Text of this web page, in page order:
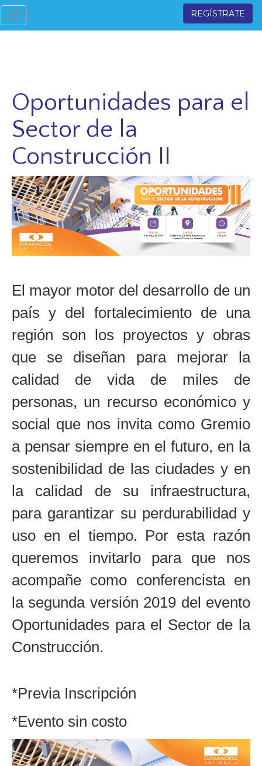
Toggle
navigation
REGÍSTRATE
Oportunidades para el
Sector de la
Construcción II
El mayor motor del desarrollo de un
país y del fortalecimiento de una
región son los proyectos y obras
que se diseñan para mejorar la
calidad de vida de miles de
personas, un recurso económico y
social que nos invita como Gremio
a pensar siempre en el futuro, en la
sostenibilidad de las ciudades y en
la calidad de su infraestructura,
para garantizar su perdurabilidad y
uso en el tiempo. Por esta razón
queremos invitarlo para que nos
acompañe como conferencista en
la segunda versión 2019 del evento
Oportunidades para el Sector de la
Construcción.
*Previa Inscripción
*Evento sin costo